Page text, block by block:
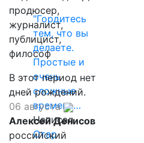
"Гордитесь
тем, что вы
делаете.
Простые и
очень
сложные
времена…
Написал
Отар
продюсер,
журналист,
публицист,
философ
В этот период нет
дней рождений.
06 августа
Алексей Денисов
российский